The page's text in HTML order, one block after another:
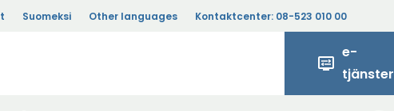
Suomeksi Other languages Kontaktcenter: 08-523 010 00
display_settings
e-
tjänster